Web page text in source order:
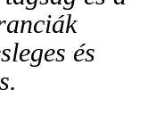
és
.